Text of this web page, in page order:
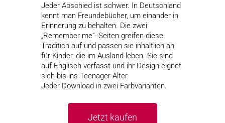
Jeder Abschied ist schwer. In Deutschland
kennt man Freundebücher, um einander in
Erinnerung zu behalten. Die zwei
„Remember me“- Seiten greifen diese
Tradition auf und passen sie inhaltlich an
für Kinder, die im Ausland leben. Sie sind
auf Englisch verfasst und ihr Design eignet
sich bis ins Teenager-Alter.
Jeder Download in zwei Farbvarianten.
Jetzt kaufen